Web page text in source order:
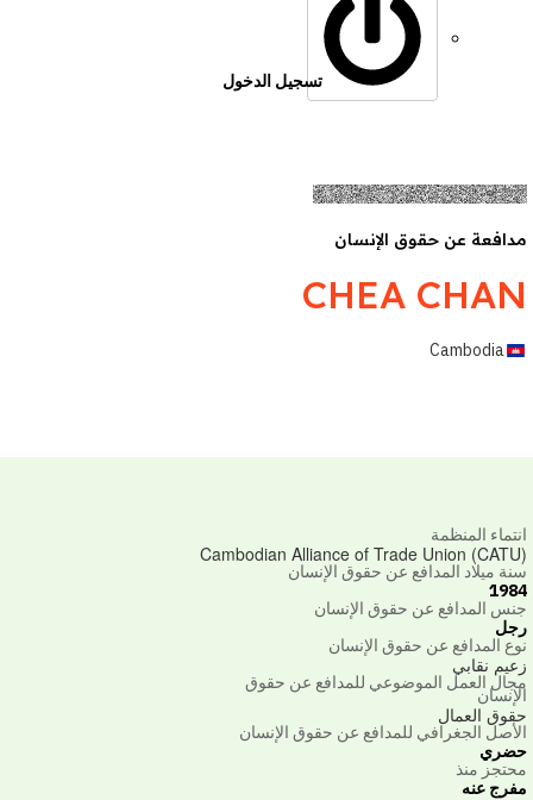
تسجيل الدخول
عن حقوق الإنسان
CHEA
Cambodia
المنظمة
Cambodian Alliance of Trade Union
ميلاد المدافع عن حقوق الإنسان
المدافع عن حقوق الإنسان
المدافع عن حقوق الإنسان
نقابي
العمل الموضوعي للمدافع عن حقوق
العمال
الجغرافي للمدافع عن حقوق الإنسان
منذ
عنه